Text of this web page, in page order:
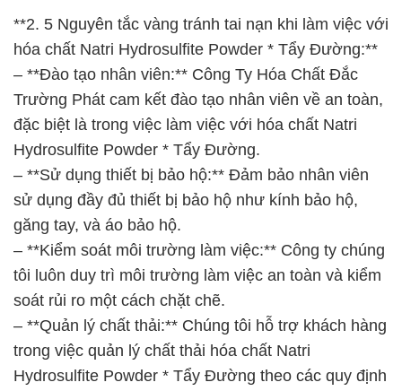
**2. 5 Nguyên tắc vàng tránh tai nạn khi làm việc với
hóa chất Natri Hydrosulfite Powder * Tẩy Đường:**
– **Đào tạo nhân viên:** Công Ty Hóa Chất Đắc
Trường Phát cam kết đào tạo nhân viên về an toàn,
đặc biệt là trong việc làm việc với hóa chất Natri
Hydrosulfite Powder * Tẩy Đường.
– **Sử dụng thiết bị bảo hộ:** Đảm bảo nhân viên
sử dụng đầy đủ thiết bị bảo hộ như kính bảo hộ,
găng tay, và áo bảo hộ.
– **Kiểm soát môi trường làm việc:** Công ty chúng
tôi luôn duy trì môi trường làm việc an toàn và kiểm
soát rủi ro một cách chặt chẽ.
– **Quản lý chất thải:** Chúng tôi hỗ trợ khách hàng
trong việc quản lý chất thải hóa chất Natri
Hydrosulfite Powder * Tẩy Đường theo các quy định